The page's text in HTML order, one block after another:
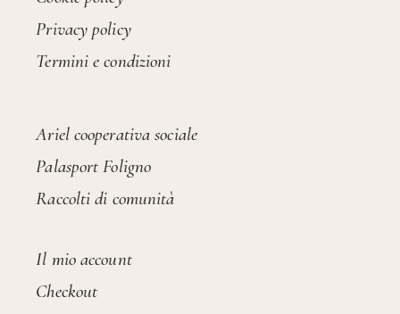
Privacy policy
Termini e condizioni
Ariel cooperativa sociale
Palasport Foligno
Raccolti di comunità
Il mio account
Checkout